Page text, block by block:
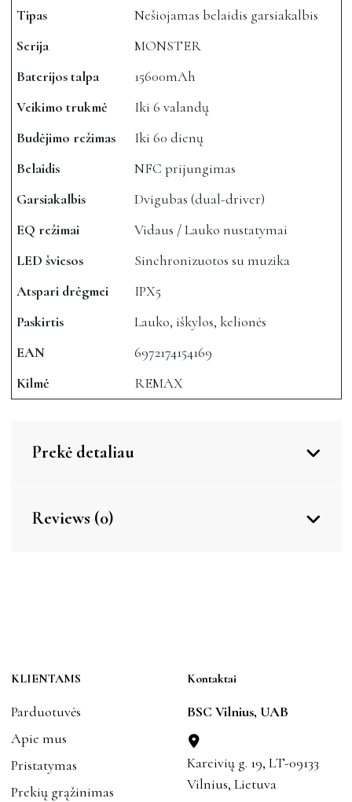
Tipas
Nešiojamas belaidis garsiakalbis
Serija
MONSTER
Baterijos talpa
15600mAh
Veikimo trukmė
Iki 6 valandų
Budėjimo režimas
Iki 60 dienų
Belaidis
NFC prijungimas
Garsiakalbis
Dvigubas (dual-driver)
EQ režimai
Vidaus / Lauko nustatymai
LED šviesos
Sinchronizuotos su muzika
Atspari drėgmei
IPX5
Paskirtis
Lauko, iškylos, kelionės
EAN
6972174154169
Kilmė
REMAX
Prekė detaliau
Reviews (0)
KLIENTAMS
Parduotuvės
Apie mus
Pristatymas
Prekių grąžinimas
Kontaktai
BSC Vilnius, UAB
Kareivių g. 19, LT-09133
Vilnius, Lietuva